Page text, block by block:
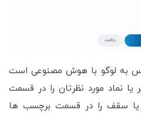
به لوگو با هوش مصنوعی است
یا نماد مورد نظرتان را در قسمت
یا سقف را در قسمت برچسب ها